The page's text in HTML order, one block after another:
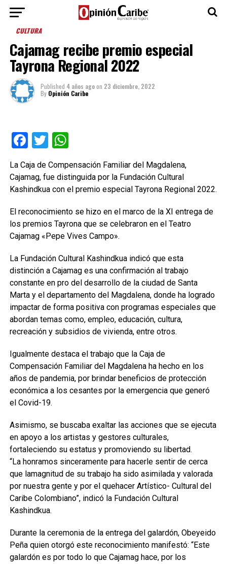
CULTURA
Cajamag recibe premio especial
Tayrona Regional 2022
Published 4 años agoon 23 diciembre, 2022
By Opinión Caribe
Facebook
TwitterWhatsApp
La Caja de Compensación Familiar del Magdalena,
Cajamag, fue distinguida por la Fundación Cultural
Kashindkua con el premio especial Tayrona Regional 2022.
El reconocimiento se hizo en el marco de la XI entrega de
los premios Tayrona que se celebraron en el Teatro
Cajamag «Pepe Vives Campo».
La Fundación Cultural Kashindkua indicó que esta
distinción a Cajamag es una confirmación al trabajo
constante en pro del desarrollo de la ciudad de Santa
Marta y el departamento del Magdalena, donde ha logrado
impactar de forma positiva con programas especiales que
abordan temas como, empleo, educación, cultura,
recreación y subsidios de vivienda, entre otros.
Igualmente destaca el trabajo que la Caja de
Compensación Familiar del Magdalena ha hecho en los
años de pandemia, por brindar beneficios de protección
económica a los cesantes por la emergencia que generó
el Covid-19.
Asimismo, se buscaba exaltar las acciones que se ejecuta
en apoyo a los artistas y gestores culturales,
fortaleciendo su estatus y promoviendo su libertad.
“La honramos sinceramente para hacerle sentir de cerca
que lamagnitud de su trabajo ha sido asimilada y valorada
por nuestra gente y por el quehacer Artístico- Cultural del
Caribe Colombiano”, indicó la Fundación Cultural
Kashindkua.
Durante la ceremonia de la entrega del galardón, Obeyeido
Peña quien otorgó este reconocimiento manifestó: “Este
galardón es por todo lo que Cajamag hace, por los